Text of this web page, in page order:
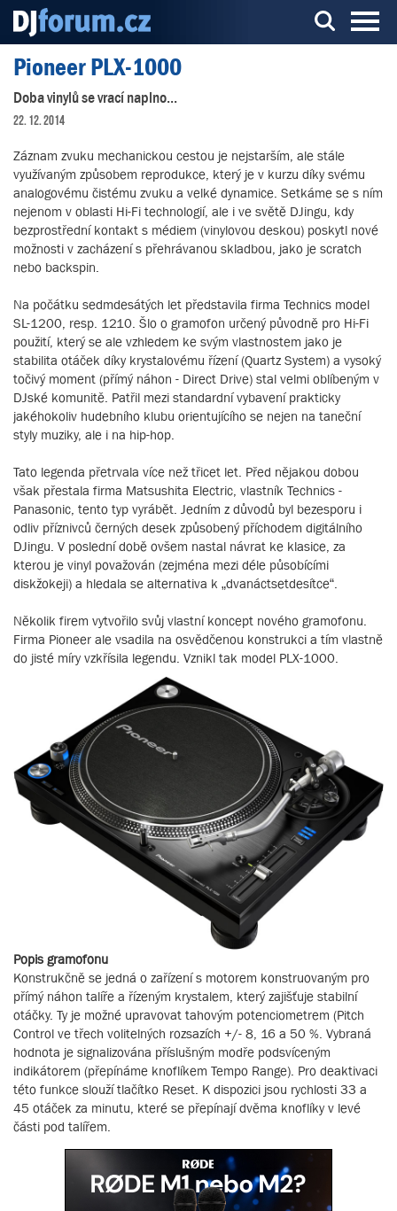
Server o DJ technice a DJingu
Pioneer PLX-1000
Doba vinylů se vrací naplno...
22. 12. 2014
Záznam zvuku mechanickou cestou je nejstarším, ale stále
využívaným způsobem reprodukce, který je v kurzu díky svému
analogovému čistému zvuku a velké dynamice. Setkáme se s ním
nejenom v oblasti Hi-Fi technologií, ale i ve světě DJingu, kdy
bezprostřední kontakt s médiem (vinylovou deskou) poskytl nové
možnosti v zacházení s přehrávanou skladbou, jako je scratch
nebo backspin.
Na počátku sedmdesátých let představila firma Technics model
SL-1200, resp. 1210. Šlo o gramofon určený původně pro Hi-Fi
použití, který se ale vzhledem ke svým vlastnostem jako je
stabilita otáček díky krystalovému řízení (Quartz System) a vysoký
točivý moment (přímý náhon - Direct Drive) stal velmi oblíbeným v
DJské komunitě. Patřil mezi standardní vybavení prakticky
jakéhokoliv hudebního klubu orientujícího se nejen na taneční
styly muziky, ale i na hip-hop.
Tato legenda přetrvala více než třicet let. Před nějakou dobou
však přestala firma Matsushita Electric, vlastník Technics -
Panasonic, tento typ vyrábět. Jedním z důvodů byl bezesporu i
odliv příznivců černých desek způsobený příchodem digitálního
DJingu. V poslední době ovšem nastal návrat ke klasice, za
kterou je vinyl považován (zejména mezi déle působícími
diskžokeji) a hledala se alternativa k „dvanáctsetdesítce“.
Několik firem vytvořilo svůj vlastní koncept nového gramofonu.
Firma Pioneer ale vsadila na osvědčenou konstrukci a tím vlastně
do jisté míry vzkřísila legendu. Vznikl tak model PLX-1000.
Popis gramofonu
Konstrukčně se jedná o zařízení s motorem konstruovaným pro
přímý náhon talíře a řízeným krystalem, který zajišťuje stabilní
otáčky. Ty je možné upravovat tahovým potenciometrem (Pitch
Control ve třech volitelných rozsazích +/- 8, 16 a 50 %. Vybraná
hodnota je signalizována příslušným modře podsvíceným
indikátorem (přepínáme knoflíkem Tempo Range). Pro deaktivaci
této funkce slouží tlačítko Reset. K dispozici jsou rychlosti 33 a
45 otáček za minutu, které se přepínají dvěma knoflíky v levé
části pod talířem.